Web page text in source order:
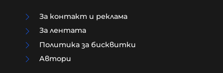
Лидерката на френските Зелени
За контакт и реклама
За лентата
Политика за бисквитки
Aвтори